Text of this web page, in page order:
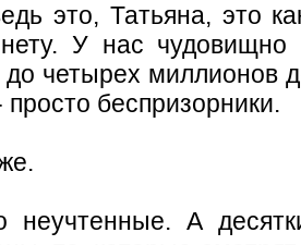
это, Татьяна, это
У нас чудовищно
до четырех миллионов
просто беспризорники.
неучтенные. А